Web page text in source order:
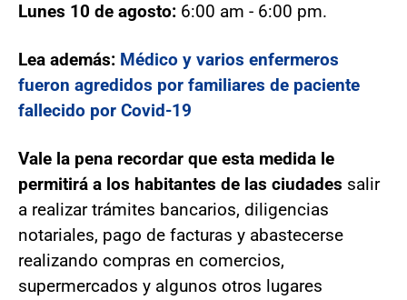
Lunes 10 de agosto: 6:00 am - 6:00 pm.
Lea además: Médico y varios enfermeros
fueron agredidos por familiares de paciente
fallecido por Covid-19
Vale la pena recordar que esta medida le
permitirá a los habitantes de las ciudades salir
a realizar trámites bancarios, diligencias
notariales, pago de facturas y abastecerse
realizando compras en comercios,
supermercados y algunos otros lugares